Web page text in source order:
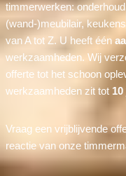
timmerwerken:
(wand-)meubilair,
van A tot Z. U heeft één
werkzaamheden. Wij
offerte tot het schoon
werkzaamheden zit tot
Vraag een vrijblijvende
reactie van onze